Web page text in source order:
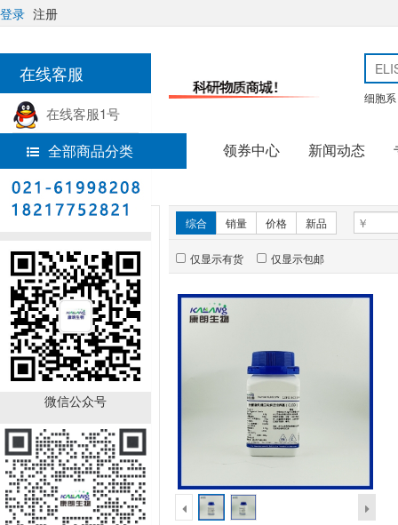
在线客服
在线客服1号
热线电话
微信公众号
登录 注册
细胞系
全部商品分类 领券中心 新闻动态
首页
实验试剂
新品推荐
MRS肉汤不含糖培养基
￥350.00
已有20人购买
综合 销量 价格 新品
仅显示有货 仅显示包邮